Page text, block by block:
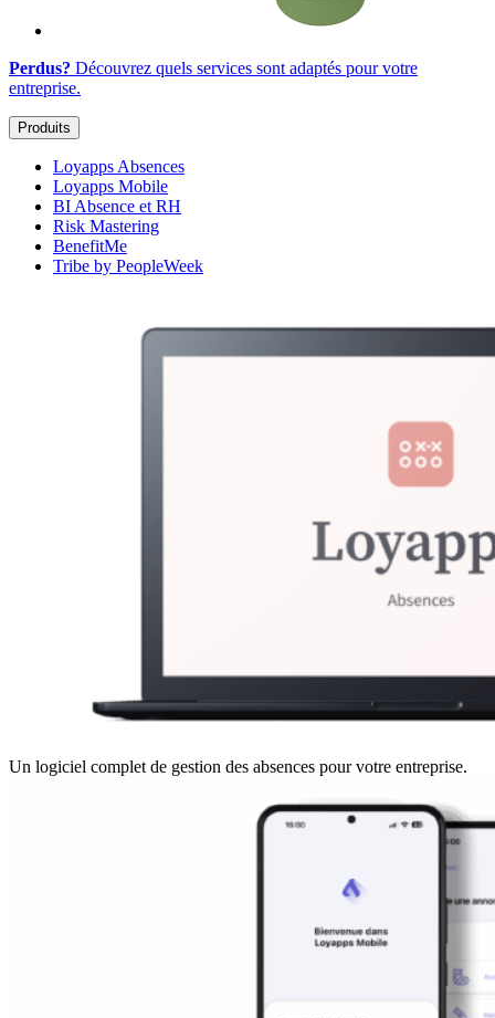
Perdus? Découvrez quels services sont adaptés pour votre
entreprise.
Produits
Loyapps Absences
Loyapps Mobile
BI Absence et RH
Risk Mastering
BenefitMe
Tribe by PeopleWeek
Un logiciel complet de gestion des absences pour votre entreprise.